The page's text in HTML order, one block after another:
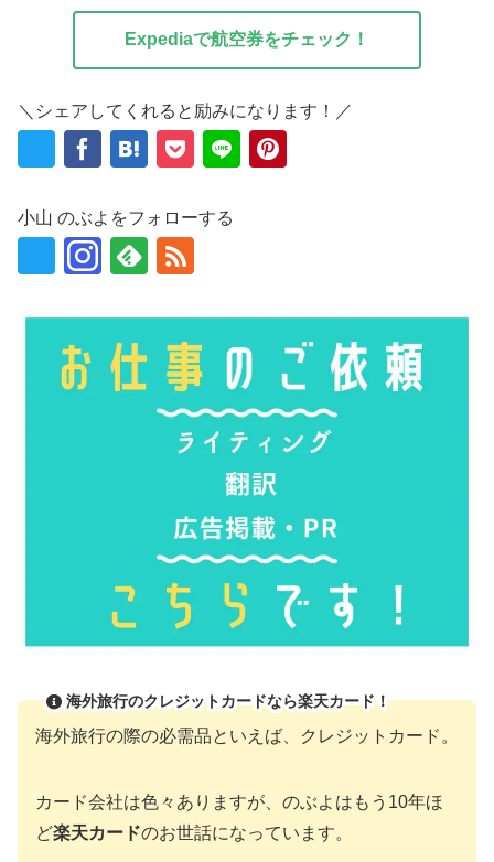
Expediaで航空券をチェック！
＼シェアしてくれると励みになります！／
小山 のぶよをフォローする
海外旅行のクレジットカードなら楽天カード！
海外旅行の際の必需品といえば、クレジットカード。
カード会社は色々ありますが、のぶよはもう10年ほ
ど楽天カードのお世話になっています。